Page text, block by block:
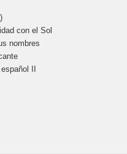
con el Sol
nombres
II